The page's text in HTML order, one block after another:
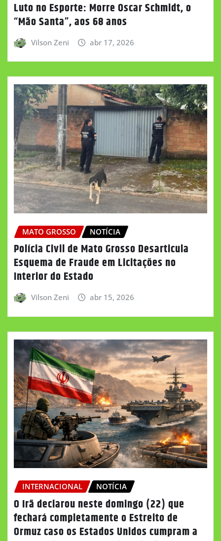
Luto no Esporte: Morre Oscar Schmidt, o
“Mão Santa”, aos 68 anos
Vilson Zeni abr 17, 2026
MATO GROSSO NOTÍCIA
Polícia Civil de Mato Grosso Desarticula
Esquema de Fraude em Licitações no
Interior do Estado
Vilson Zeni abr 15, 2026
INTERNACIONAL NOTÍCIA
O Irã declarou neste domingo (22) que
fechará completamente o Estreito de
Ormuz caso os Estados Unidos cumpram a